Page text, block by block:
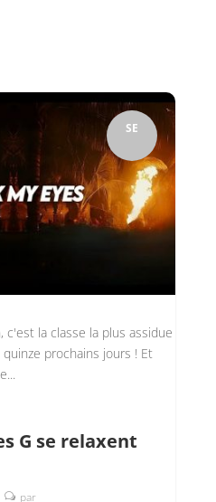
c'est la classe la plus assidue
prochains jours ! Et
G se relaxent
par
SE